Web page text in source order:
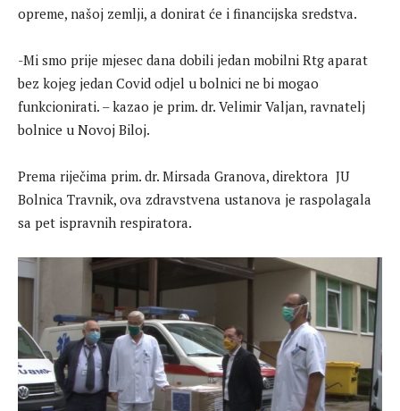
opreme, našoj zemlji, a donirat će i financijska sredstva.
-Mi smo prije mjesec dana dobili jedan mobilni Rtg aparat
bez kojeg jedan Covid odjel u bolnici ne bi mogao
funkcionirati. – kazao je prim. dr. Velimir Valjan, ravnatelj
bolnice u Novoj Biloj.
Prema riječima prim. dr. Mirsada Granova, direktora JU
Bolnica Travnik, ova zdravstvena ustanova je raspolagala
sa pet ispravnih respiratora.